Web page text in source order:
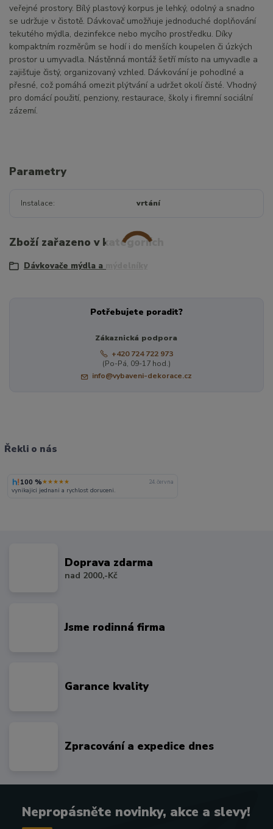
veřejné prostory. Bílý plastový korpus je lehký, odolný a snadno
se udržuje v čistotě. Dávkovač umožňuje jednoduché doplňování
tekutého mýdla, dezinfekce nebo mycího prostředku. Díky
kompaktním rozměrům se hodí i do menších koupelen či úzkých
prostor u umyvadla. Nástěnná montáž šetří místo na umyvadle a
zajišťuje čistý, organizovaný vzhled. Dávkování je pohodlné a
přesné, což pomáhá omezit plýtvání a udržet okolí čisté. Vhodný
pro domácí použití, penziony, restaurace, školy i firemní sociální
zázemí.
Parametry
Instalace vrtání
Zboží zařazeno v kategoriích
Dávkovače mýdla a mýdelníky
Potřebujete poradit?
Zákaznická podpora
+420 724 722 973
(Po-Pá, 09-17 hod.)
info@vybaveni-dekorace.cz
Řekli o nás
100 %★★★★★ 24. června
vynikajici jednani a rychlost doruceni.
Doprava zdarma
nad 2000,-Kč
Jsme rodinná firma
Garance kvality
Zpracování a expedice dnes
Nepropásněte novinky, akce a slevy!